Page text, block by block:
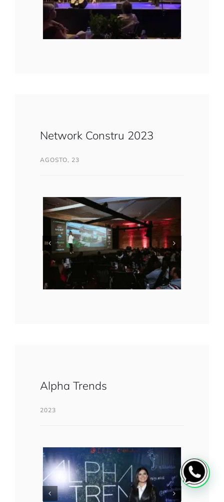
Network Constru 2023
AGOSTO, 23
Alpha Trends
2023